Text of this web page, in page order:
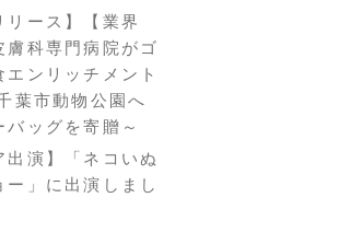
リース】【業界
膚科専門病院がゴ
エンリッチメント
葉市動物公園へ
バッグを寄贈～
出演】「ネコいぬ
ー」に出演しまし